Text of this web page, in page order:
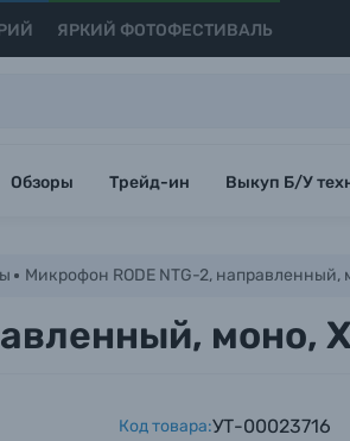
ЯРКИЙ ФОТОФЕСТИВАЛЬ
Обзоры Трейд-ин Выкуп Б/У
Микрофон RODE NTG-2, направленный,
моно,
Код товара:УТ-00023716